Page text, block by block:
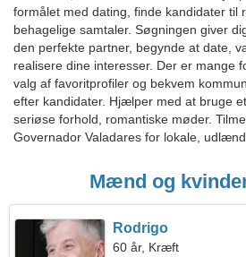
formålet med dating, finde kandidater til
behagelige samtaler. Søgningen giver
den perfekte partner, begynde at date,
realisere dine interesser. Der er mange
valg af favoritprofiler og bekvem
efter kandidater. Hjælper med at bruge
seriøse forhold, romantiske møder.
Governador Valadares for lokale,
Mænd og
Rodrigo
60 år, Kræft